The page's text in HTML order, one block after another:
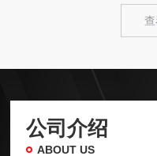
公司介绍
ABOUT US